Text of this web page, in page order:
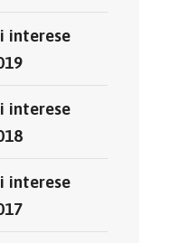
interese
interese
interese